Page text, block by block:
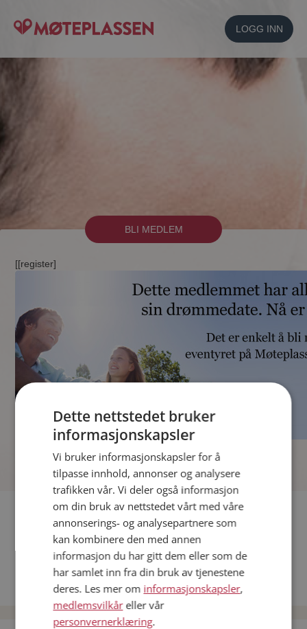
LOGG INN
BLI MEDLEM
[[register]
Fler single
Date menn i Norge
Date kvinner i Norge
Dette nettstedet bruker
informasjonskapsler
Vi bruker informasjonskapsler for å
tilpasse innhold, annonser og analysere
trafikken vår. Vi deler også informasjon
om din bruk av nettstedet vårt med våre
annonserings- og analysepartnere som
kan kombinere den med annen
informasjon du har gitt dem eller som de
har samlet inn fra din bruk av tjenestene
deres. Les mer om informasjonskapsler,
medlemsvilkåreller vår
personvernerklæring.